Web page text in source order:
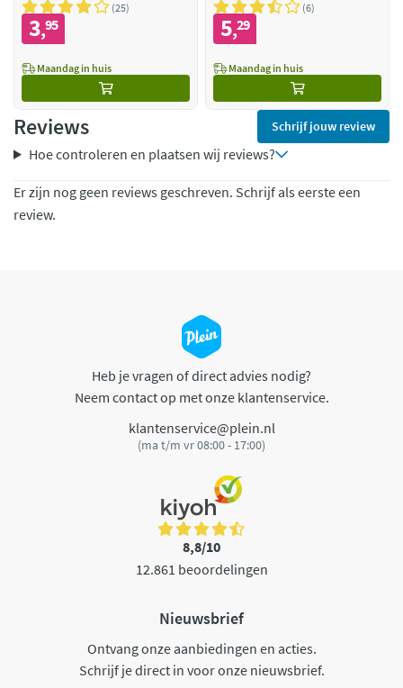
25
3,95
Maandag in huis
6
5,29
Maandag in huis
Reviews Schrijf jouw review
Hoe controleren en plaatsen wij reviews?
Er zijn nog geen reviews geschreven. Schrijf als eerste een
review.
Heb je vragen of direct advies nodig?
Neem contact op met onze klantenservice.
klantenservice@plein.nl
(ma t/m vr 08:00 - 17:00)
8,8/10
12.861 beoordelingen
Nieuwsbrief
Ontvang onze aanbiedingen en acties.
Schrijf je direct in voor onze nieuwsbrief.